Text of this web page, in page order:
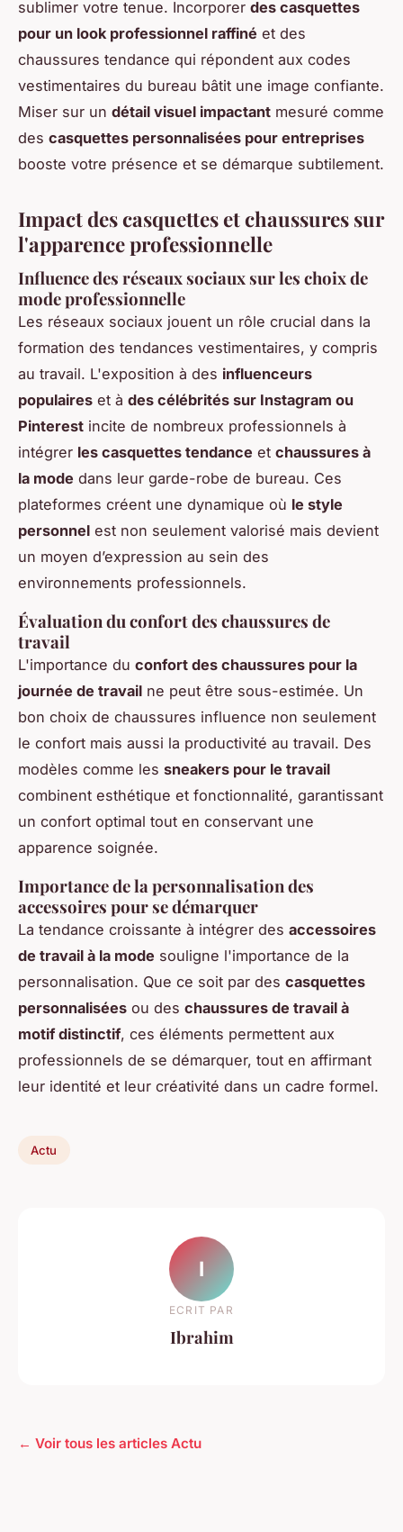
sublimer votre tenue. Incorporer des casquettes
pour un look professionnel raffiné et des
chaussures tendance qui répondent aux codes
vestimentaires du bureau bâtit une image confiante.
Miser sur un détail visuel impactant mesuré comme
des casquettes personnalisées pour entreprises
booste votre présence et se démarque subtilement.
Impact des casquettes et chaussures sur
l'apparence professionnelle
Influence des réseaux sociaux sur les choix de
mode professionnelle
Les réseaux sociaux jouent un rôle crucial dans la
formation des tendances vestimentaires, y compris
au travail. L'exposition à des influenceurs
populaires et à des célébrités sur Instagram ou
Pinterest incite de nombreux professionnels à
intégrer les casquettes tendance et chaussures à
la mode dans leur garde-robe de bureau. Ces
plateformes créent une dynamique où le style
personnel est non seulement valorisé mais devient
un moyen d’expression au sein des
environnements professionnels.
Évaluation du confort des chaussures de
travail
L'importance du confort des chaussures pour la
journée de travail ne peut être sous-estimée. Un
bon choix de chaussures influence non seulement
le confort mais aussi la productivité au travail. Des
modèles comme les sneakers pour le travail
combinent esthétique et fonctionnalité, garantissant
un confort optimal tout en conservant une
apparence soignée.
Importance de la personnalisation des
accessoires pour se démarquer
La tendance croissante à intégrer des accessoires
de travail à la mode souligne l'importance de la
personnalisation. Que ce soit par des casquettes
personnalisées ou des chaussures de travail à
motif distinctif, ces éléments permettent aux
professionnels de se démarquer, tout en affirmant
leur identité et leur créativité dans un cadre formel.
Actu
I
ECRIT PAR
Ibrahim
← Voir tous les articles Actu